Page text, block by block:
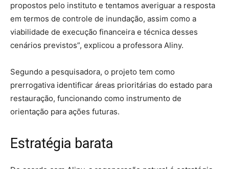
propostos pelo instituto e tentamos averiguar a resposta
em termos de controle de inundação, assim como a
viabilidade de execução financeira e técnica desses
cenários previstos”, explicou a professora Aliny.
Segundo a pesquisadora, o projeto tem como
prerrogativa identificar áreas prioritárias do estado para
restauração, funcionando como instrumento de
orientação para ações futuras.
Estratégia barata